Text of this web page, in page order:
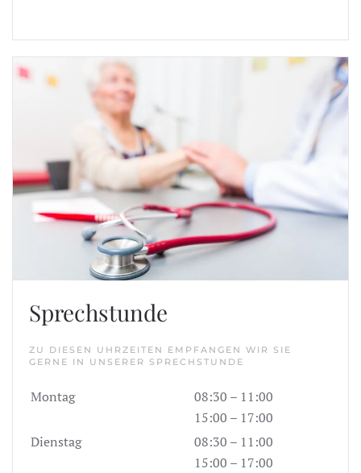
Sprechstunde
ZU DIESEN UHRZEITEN EMPFANGEN WIR SIE
GERNE IN UNSERER SPRECHSTUNDE
Montag
08:30 – 11:00
15:00 – 17:00
Dienstag
08:30 – 11:00
15:00 – 17:00